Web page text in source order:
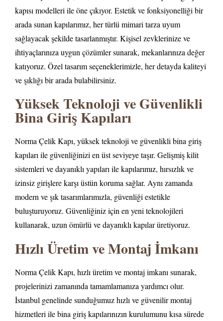
kapısı modelleri ile öne çıkıyor. Estetik ve fonksiyonelliği bir
arada sunan kapılarımız, her türlü mimari tarza uyum
sağlayacak şekilde tasarlanmıştır. Kişisel zevklerinize ve
ihtiyaçlarınıza uygun çözümler sunarak, mekanlarınıza değer
katıyoruz. Özel tasarım seçeneklerimizle, her detayda kaliteyi
ve şıklığı bir arada bulabilirsiniz.
Yüksek Teknoloji ve Güvenlikli
Bina Giriş Kapıları
Norma Çelik Kapı, yüksek teknoloji ve güvenlikli bina giriş
kapıları ile güvenliğinizi en üst seviyeye taşır. Gelişmiş kilit
sistemleri ve dayanıklı yapıları ile kapılarımız, hırsızlık ve
izinsiz girişlere karşı üstün koruma sağlar. Aynı zamanda
modern ve şık tasarımlarımızla, güvenliği estetikle
buluşturuyoruz. Güvenliğiniz için en yeni teknolojileri
kullanarak, uzun ömürlü ve dayanıklı kapılar üretiyoruz.
Hızlı Üretim ve Montaj İmkanı
Norma Çelik Kapı, hızlı üretim ve montaj imkanı sunarak,
projelerinizi zamanında tamamlamanıza yardımcı olur.
İstanbul genelinde sunduğumuz hızlı ve güvenilir montaj
hizmetleri ile bina giriş kapılarınızın kurulumunu kısa sürede